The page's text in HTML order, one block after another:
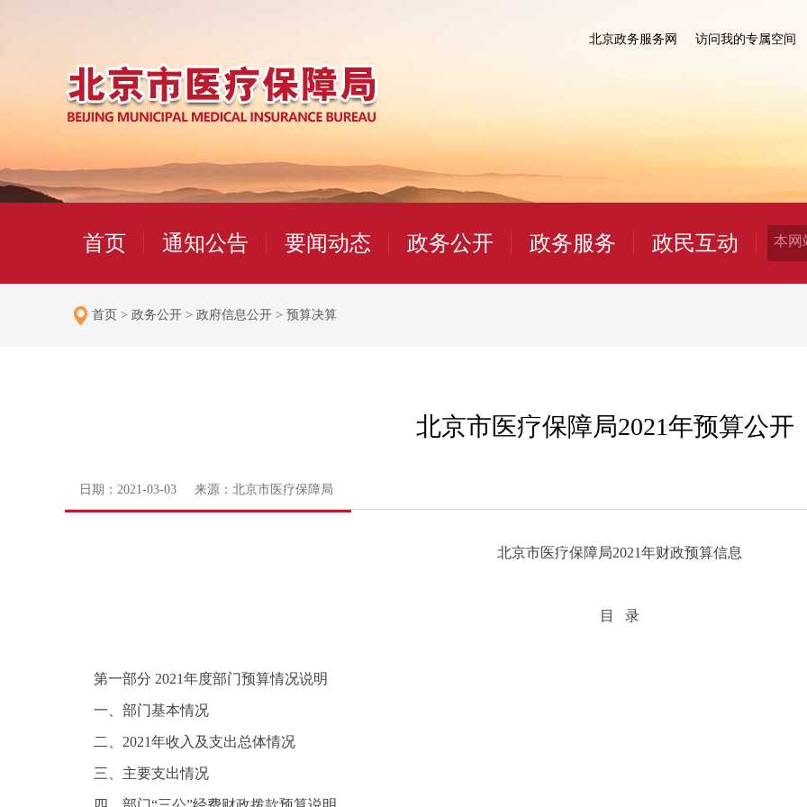
北京政务服务网 访问我的专属空间
首页 通知公告 要闻动态 政务公开 政务服务 政民互动
首页 > 政务公开 > 政府信息公开 > 预算决算
北京市医疗保障局2021年预算公开
日期：2021-03-03 来源：北京市医疗保障局
北京市医疗保障局2021年财政预算信息
目 录
第一部分 2021年度部门预算情况说明
一、部门基本情况
二、2021年收入及支出总体情况
三、主要支出情况